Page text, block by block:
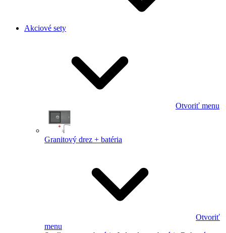
Akciové sety
Otvoriť menu
Granitový drez + batéria
Otvoriť
menu